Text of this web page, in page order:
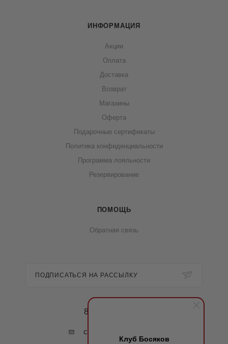
Клуб Босяков
ИНФОРМАЦИЯ
Акции
Оплата
Доставка
Возврат
Магазины
Оферта
Подарочные сертификаты
Политика конфиденциальности
Программа лояльности
Резервирование
ПОМОЩЬ
Обратная связь
ПОДПИСАТЬСЯ НА РАССЫЛКУ
8 (800) 222-42-53
club@clubbosyakov.ru